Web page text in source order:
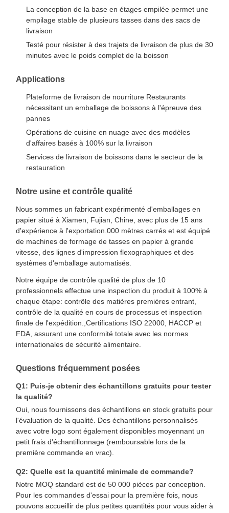
À La Maison Produits
À Propos De
Nous
Visite De
Contrôle
Qualité
Contactez-
Nous
Les Affaires
Maintenant
Coupe de café en papier
CUVETTE DE PAPIER jetable
tasse à soupe en papier
La conception de la base en étages empilée permet une
empilage stable de plusieurs tasses dans des sacs de
livraison
Testé pour résister à des trajets de livraison de plus de 30
minutes avec le poids complet de la boisson
Applications
Plateforme de livraison de nourriture Restaurants
nécessitant un emballage de boissons à l'épreuve des
pannes
Opérations de cuisine en nuage avec des modèles
d'affaires basés à 100% sur la livraison
Services de livraison de boissons dans le secteur de la
restauration
Notre usine et contrôle qualité
Nous sommes un fabricant expérimenté d'emballages en
papier situé à Xiamen, Fujian, Chine, avec plus de 15 ans
d'expérience à l'exportation.000 mètres carrés et est équipé
de machines de formage de tasses en papier à grande
vitesse, des lignes d'impression flexographiques et des
systèmes d'emballage automatisés.
Notre équipe de contrôle qualité de plus de 10
professionnels effectue une inspection du produit à 100% à
chaque étape: contrôle des matières premières entrant,
contrôle de la qualité en cours de processus et inspection
finale de l'expédition.,Certifications ISO 22000, HACCP et
FDA, assurant une conformité totale avec les normes
internationales de sécurité alimentaire.
Questions fréquemment posées
Q1: Puis-je obtenir des échantillons gratuits pour tester
la qualité?
Oui, nous fournissons des échantillons en stock gratuits pour
l'évaluation de la qualité. Des échantillons personnalisés
avec votre logo sont également disponibles moyennant un
petit frais d'échantillonnage (remboursable lors de la
première commande en vrac).
Q2: Quelle est la quantité minimale de commande?
Notre MOQ standard est de 50 000 pièces par conception.
Pour les commandes d'essai pour la première fois, nous
pouvons accueillir de plus petites quantités pour vous aider à